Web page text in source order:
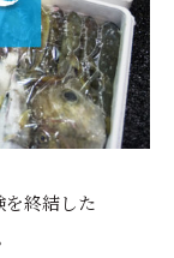
終結した